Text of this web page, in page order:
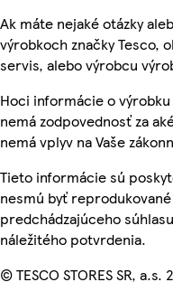
Ak máte nejaké otázky
výrobkoch značky Tesco,
servis, alebo výrobcu
Hoci informácie o
nemá zodpovednosť za
nemá vplyv na Vaše
Tieto informácie sú
nesmú byť
predchádzajúceho
náležitého potvrdenia.
© TESCO STORES SR, a.s.